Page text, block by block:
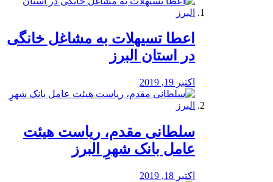
️اعطا تسیهلات به مشاغل خانگی
در استان البرز
اکتبر 19, 2019
سلطانی مقدم، ریاست هیئت
عامل بانک شهرِ البرز
اکتبر 18, 2019